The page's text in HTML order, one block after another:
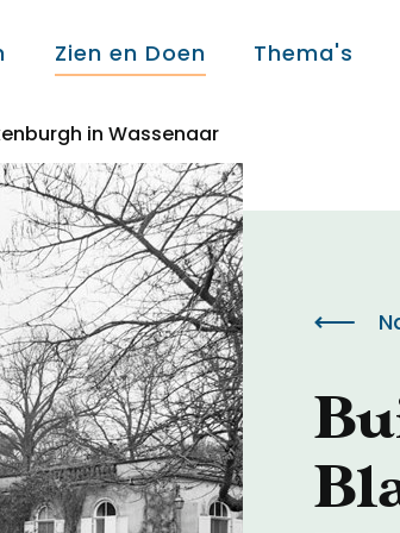
Zien en Doen Thema's
Over ons
Over ons
Colofon
Contact
Onderwijs
in Wassenaar